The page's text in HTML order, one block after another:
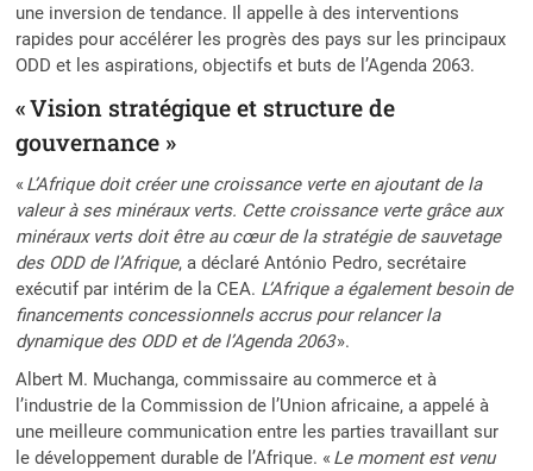
une inversion de tendance. Il appelle à des interventions
rapides pour accélérer les progrès des pays sur les principaux
ODD et les aspirations, objectifs et buts de l’Agenda 2063.
« Vision stratégique et structure de
gouvernance »
« L’Afrique doit créer une croissance verte en ajoutant de la
valeur à ses minéraux verts. Cette croissance verte grâce aux
minéraux verts doit être au cœur de la stratégie de sauvetage
des ODD de l’Afrique, a déclaré António Pedro, secrétaire
exécutif par intérim de la CEA. L’Afrique a également besoin de
financements concessionnels accrus pour relancer la
dynamique des ODD et de l’Agenda 2063».
Albert M. Muchanga, commissaire au commerce et à
l’industrie de la Commission de l’Union africaine, a appelé à
une meilleure communication entre les parties travaillant sur
le développement durable de l’Afrique. « Le moment est venu